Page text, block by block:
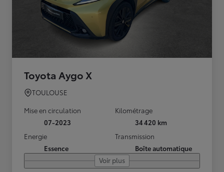
Toyota Aygo X
TOULOUSE
Mise en circulation
07-2023
Kilométrage
34 420 km
Energie
Essence
Transmission
Boîte automatique
Voir plus